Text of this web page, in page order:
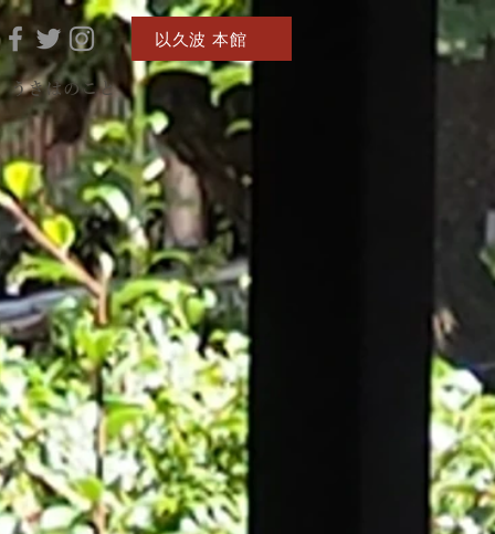
以久波 本館
うきはのこと